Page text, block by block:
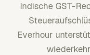
Indische GST-
Everhour